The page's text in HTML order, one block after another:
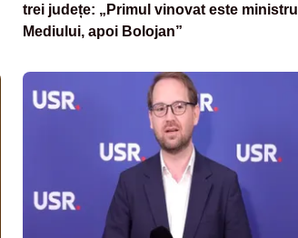
trei județe: „Primul vinovat este ministrul
Mediului, apoi Bolojan”